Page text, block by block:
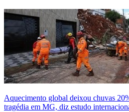
Aquecimento global deixou chuvas
tragédia em MG, diz estudo